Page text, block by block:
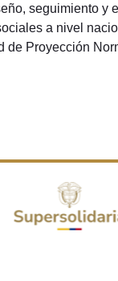
seguimiento y
a nivel
de Proyección